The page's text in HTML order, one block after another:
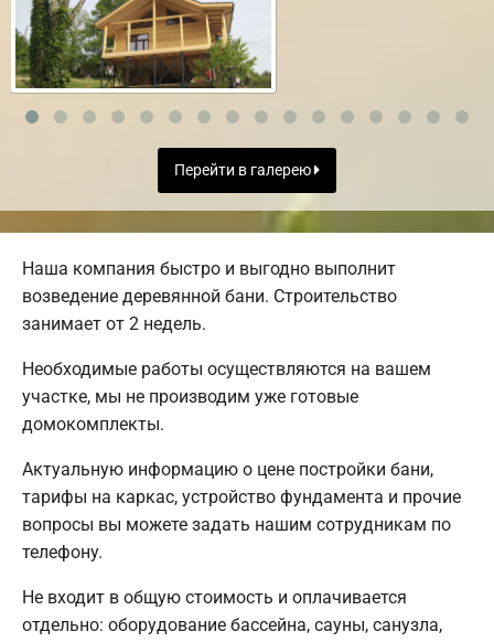
Перейти в галерею
Наша компания быстро и выгодно выполнит
возведение деревянной бани. Строительство
занимает от 2 недель.
Необходимые работы осуществляются на вашем
участке, мы не производим уже готовые
домокомплекты.
Актуальную информацию о цене постройки бани,
тарифы на каркас, устройство фундамента и прочие
вопросы вы можете задать нашим сотрудникам по
телефону.
Не входит в общую стоимость и оплачивается
отдельно: оборудование бассейна, сауны, санузла,